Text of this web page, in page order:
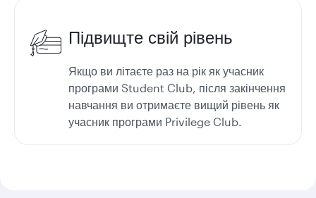
Підвищте свій рівень
Якщо ви літаєте раз на рік як учасник
програми Student Club, після закінчення
навчання ви отримаєте вищий рівень як
учасник програми Privilege Club.